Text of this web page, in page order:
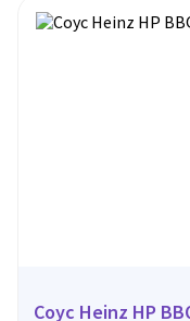
Соус Heinz HP